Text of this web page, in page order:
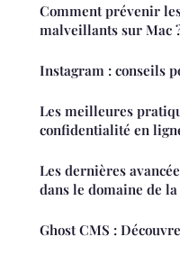
Comment prévenir
malveillants sur Mac
Instagram : conseils
Les meilleures
confidentialité en
Les dernières
dans le domaine de
Ghost CMS :